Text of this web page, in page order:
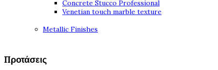
Concrete Stucco Professional
Venetian touch marble texture
Metallic Finishes
Προτάσεις